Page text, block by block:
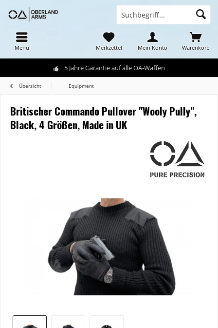
5 Jahre Garantie auf alle OA-Waffen
Menü Warenkorb
Merkzettel Mein Konto
Übersicht Equipment
Britischer Commando Pullover "Wooly Pully",
Black, 4 Größen, Made in UK